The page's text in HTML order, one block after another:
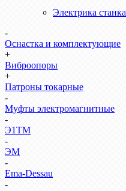
Электрика станка
-
Оснастка и комплектующие
+
Виброопоры
+
Патроны токарные
-
Муфты электромагнитные
-
Э1ТМ
-
ЭМ
-
Ema-Dessau
-